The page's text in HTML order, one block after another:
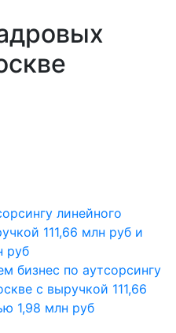
бизнес по аутсорсингу
с выручкой 111,66
1,98 млн руб